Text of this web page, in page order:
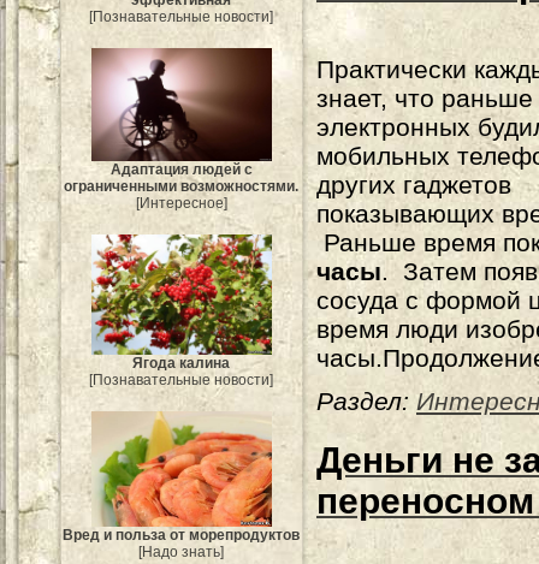
[Познавательные новости]
Адаптация людей с
ограниченными возможностями.
[Интересное]
Ягода калина
[Познавательные новости]
Вред и польза от морепродуктов
[Надо знать]
Практически
знает, что
электронных
мобильных
других гаджетов
показывающих
Раньше время
часы. Затем
сосуда с формой
время люди
Раздел:
Деньги не